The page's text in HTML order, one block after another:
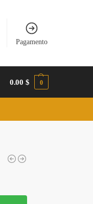
Pagamento
0.00$ 0